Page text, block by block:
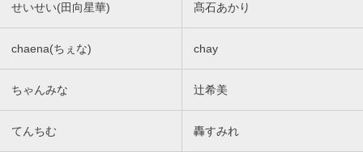
せいせい(田向星華) 髙石あかり
chaena(ちぇな) chay
ちゃんみな 辻希美
てんちむ 轟すみれ